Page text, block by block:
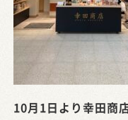
10月1日より幸田商